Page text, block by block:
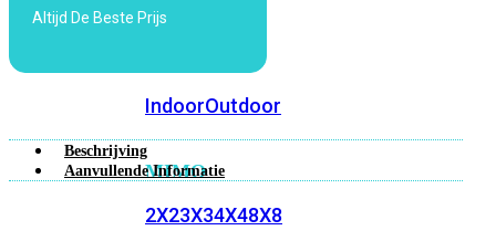
Wi-
IndoorOutdoor
MIMO
2X23X34X48X8
Altijd De Beste Prijs
Beschrijving
Aanvullende Informatie